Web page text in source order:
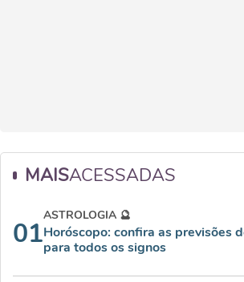
MAISACESSADAS
01
ASTROLOGIA 🔮
Horóscopo: confira as previsões
para todos os signos